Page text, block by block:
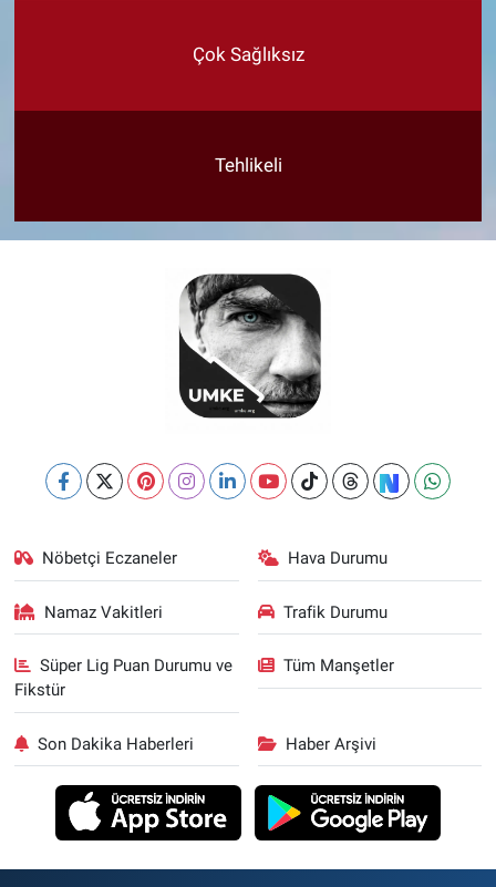
Çok Sağlıksız
Tehlikeli
Nöbetçi Eczaneler Hava Durumu
Namaz Vakitleri Trafik Durumu
Süper Lig Puan Durumu ve
Fikstür
Tüm Manşetler
Son Dakika Haberleri Haber Arşivi